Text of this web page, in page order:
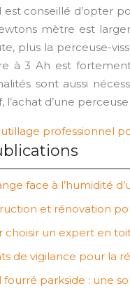
conseillé d’opter
mètre est
plus la perceuse-
à 3 Ah est
sont aussi
d’une
professionnel
face à l’humidité
et rénovation
choisir un expert en
de vigilance pour la
fourré parkside : une